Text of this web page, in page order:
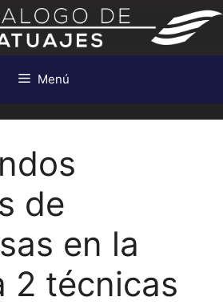
Menú
de
en la
2 técnicas